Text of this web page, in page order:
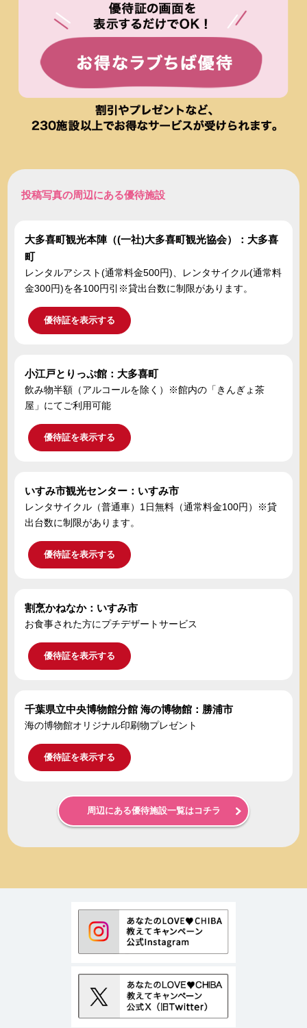
投稿写真の周辺にある優待施設
大多喜町観光本陣（(一社)大多喜町観光協会）：大多喜
町
レンタルアシスト(通常料金500円)、レンタサイクル(通常料
金300円)を各100円引※貸出台数に制限があります。
優待証を表示する
小江戸とりっぷ館：大多喜町
飲み物半額（アルコールを除く）※館内の「きんぎょ茶
屋」にてご利用可能
優待証を表示する
いすみ市観光センター：いすみ市
レンタサイクル（普通車）1日無料（通常料金100円）※貸
出台数に制限があります。
優待証を表示する
割烹かねなか：いすみ市
お食事された方にプチデザートサービス
優待証を表示する
千葉県立中央博物館分館 海の博物館：勝浦市
海の博物館オリジナル印刷物プレゼント
優待証を表示する
周辺にある優待施設一覧はコチラ